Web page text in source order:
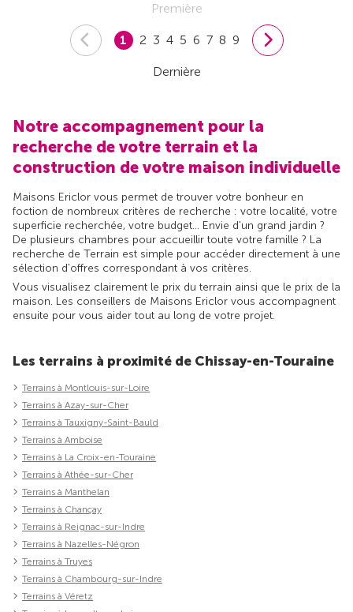
Première
1 2 3 4 5 6 7 8 9
Dernière
Notre accompagnement pour la
recherche de votre terrain et la
construction de votre maison individuelle
Maisons Ericlor vous permet de trouver votre bonheur en
foction de nombreux critères de recherche : votre localité, votre
superficie recherchée, votre budget... Envie d'un grand jardin ?
De plusieurs chambres pour accueillir toute votre famille ? La
recherche de Terrain est simple pour accéder directement à une
sélection d'offres correspondant à vos critères.
Vous visualisez clairement le prix du terrain ainsi que le prix de la
maison. Les conseillers de Maisons Ericlor vous accompagnent
ensuite pour vous aider tout au long de votre projet.
Les terrains à proximité de Chissay-en-Touraine
Terrains à Montlouis-sur-Loire
Terrains à Azay-sur-Cher
Terrains à Tauxigny-Saint-Bauld
Terrains à Amboise
Terrains à La Croix-en-Touraine
Terrains à Athée-sur-Cher
Terrains à Manthelan
Terrains à Chançay
Terrains à Reignac-sur-Indre
Terrains à Nazelles-Négron
Terrains à Truyes
Terrains à Chambourg-sur-Indre
Terrains à Véretz